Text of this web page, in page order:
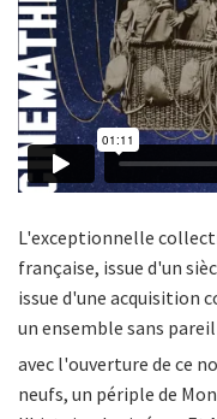
L'exceptionnelle
française, issue d'un
issue d'une acquisition
un ensemble sans
avec l'ouverture de ce
neufs, un périple de